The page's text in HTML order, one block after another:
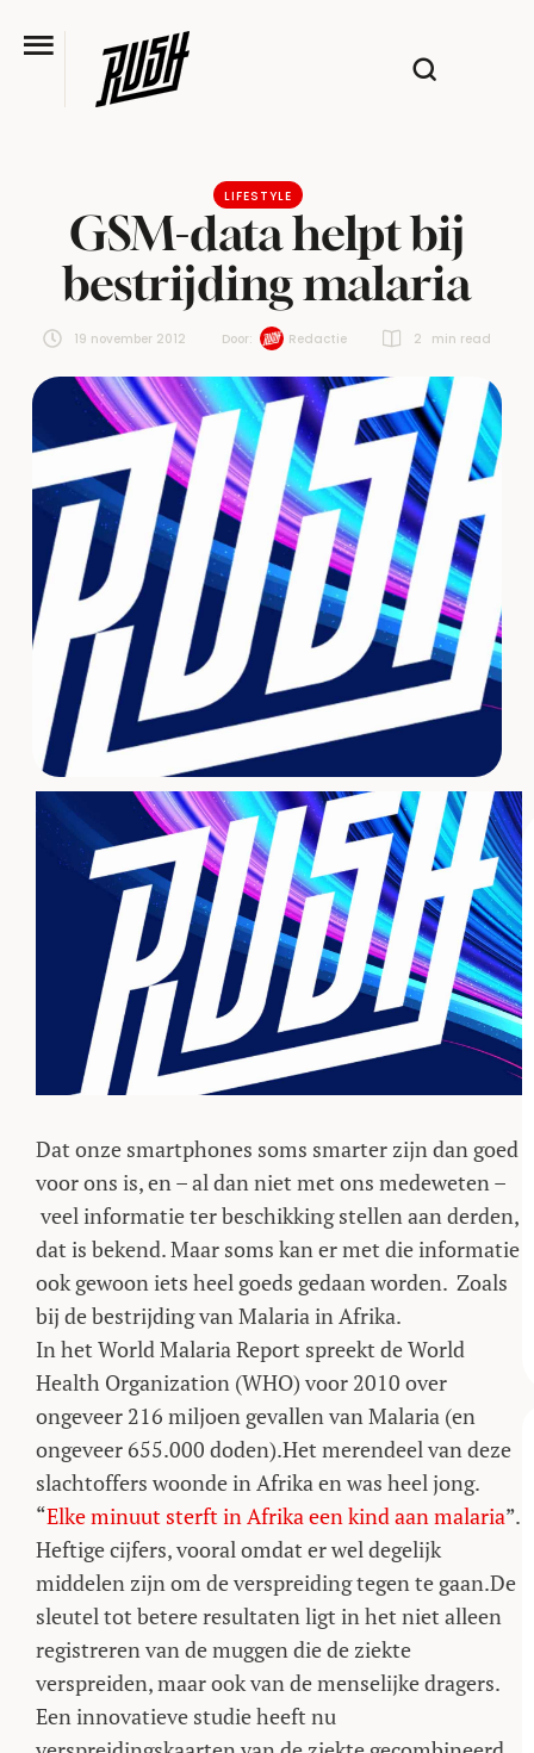
LIFESTYLE
GSM-data helpt bij
bestrijding malaria
19 november 2012 Door: Redactie 2 min read
Dat onze smartphones soms smarter zijn dan goed
voor ons is, en – al dan niet met ons medeweten –
veel informatie ter beschikking stellen aan derden,
dat is bekend. Maar soms kan er met die informatie
ook gewoon iets heel goeds gedaan worden. Zoals
bij de bestrijding van Malaria in Afrika.
In het World Malaria Report spreekt de World
Health Organization (WHO) voor 2010 over
ongeveer 216 miljoen gevallen van Malaria (en
ongeveer 655.000 doden).Het merendeel van deze
slachtoffers woonde in Afrika en was heel jong.
“Elke minuut sterft in Afrika een kind aan malaria”.
Heftige cijfers, vooral omdat er wel degelijk
middelen zijn om de verspreiding tegen te gaan.De
sleutel tot betere resultaten ligt in het niet alleen
registreren van de muggen die de ziekte
verspreiden, maar ook van de menselijke dragers.
Een innovatieve studie heeft nu